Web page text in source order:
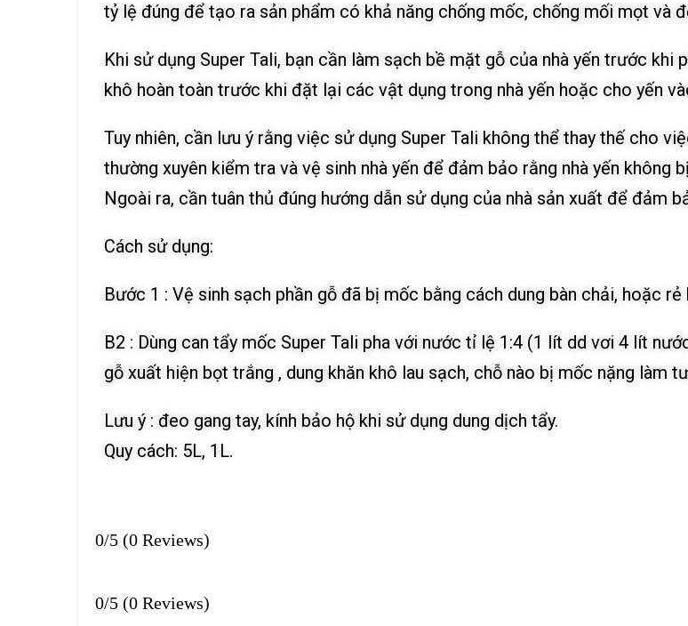
tỷ lệ đúng để tạo ra sản phẩm có khả năng chống mốc, chống mối mọt và
Khi sử dụng Super Tali, bạn cần làm sạch bề mặt gỗ của nhà yến trước khi
khô hoàn toàn trước khi đặt lại các vật dụng trong nhà yến hoặc cho yến
Tuy nhiên, cần lưu ý rằng việc sử dụng Super Tali không thể thay thế cho
thường xuyên kiểm tra và vệ sinh nhà yến để đảm bảo rằng nhà yến không
Ngoài ra, cần tuân thủ đúng hướng dẫn sử dụng của nhà sản xuất để đảm
Cách sử dụng:
Bước 1 : Vệ sinh sạch phần gỗ đã bị mốc bằng cách dung bàn chải, hoặc
B2 : Dùng can tẩy mốc Super Tali pha với nước tỉ lệ 1:4 (1 lít dd vơi 4 lít
gỗ xuất hiện bọt trắng , dung khăn khô lau sạch, chỗ nào bị mốc nặng làm
Lưu ý : đeo gang tay, kính bảo hộ khi sử dụng dung dịch tẩy.
Quy cách: 5L, 1L.
0/5 (0 Reviews)
0/5 (0 Reviews)